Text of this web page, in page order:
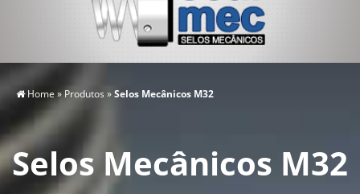
Home »Produtos »Selos Mecânicos M32
Selos Mecânicos M32